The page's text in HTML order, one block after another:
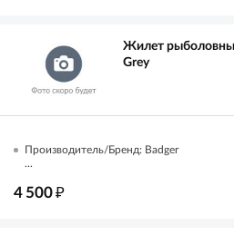
Жилет
Grey
Производитель/Бренд: Badger
...
4 500₽